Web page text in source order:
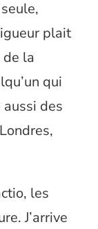
plait
de la
qui
aussi des
les
J’arrive